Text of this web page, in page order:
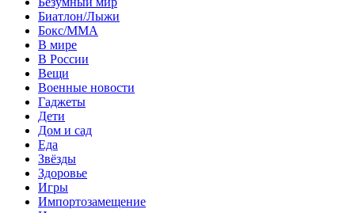
Биатлон/Лыжи
Бокс/MMA
В мире
В России
Вещи
Военные новости
Гаджеты
Дети
Дом и сад
Еда
Звёзды
Здоровье
Игры
Импортозамещение